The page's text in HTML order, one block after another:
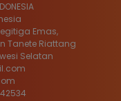
Emas,
Tanete Riattang
Selatan